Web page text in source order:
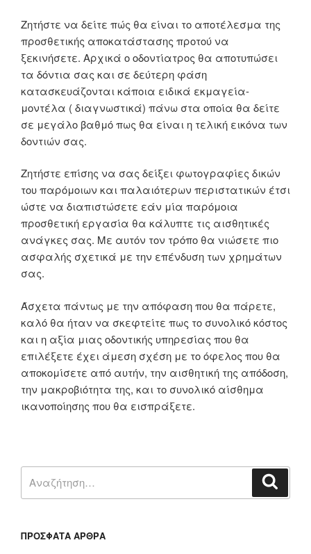
Ζητήστε να δείτε πώς θα είναι το αποτέλεσμα της
προσθετικής αποκατάστασης προτού να
ξεκινήσετε. Αρχικά ο οδοντίατρος θα αποτυπώσει
τα δόντια σας και σε δεύτερη φάση
κατασκευάζονται κάποια ειδικά εκμαγεία-
μοντέλα ( διαγνωστικά) πάνω στα οποία θα δείτε
σε μεγάλο βαθμό πως θα είναι η τελική εικόνα των
δοντιών σας.
Ζητήστε επίσης να σας δείξει φωτογραφίες δικών
του παρόμοιων και παλαιότερων περιστατικών έτσι
ώστε να διαπιστώσετε εάν μία παρόμοια
προσθετική εργασία θα κάλυπτε τις αισθητικές
ανάγκες σας. Με αυτόν τον τρόπο θα νιώσετε πιο
ασφαλής σχετικά με την επένδυση των χρημάτων
σας.
Άσχετα πάντως με την απόφαση που θα πάρετε,
καλό θα ήταν να σκεφτείτε πως το συνολικό κόστος
και η αξία μιας οδοντικής υπηρεσίας που θα
επιλέξετε έχει άμεση σχέση με το όφελος που θα
αποκομίσετε από αυτήν, την αισθητική της απόδοση,
την μακροβιότητα της, και το συνολικό αίσθημα
ικανοποίησης που θα εισπράξετε.
ΠΡΌΣΦΑΤΑ ΆΡΘΡΑ